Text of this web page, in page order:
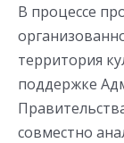
В процессе
территория
поддержке
совместно